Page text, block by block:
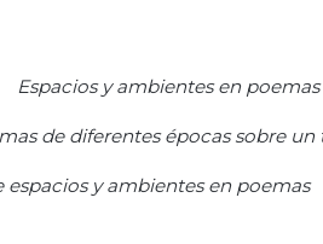
Espacios y ambientes en poemas
de diferentes épocas sobre un
y ambientes en poemas